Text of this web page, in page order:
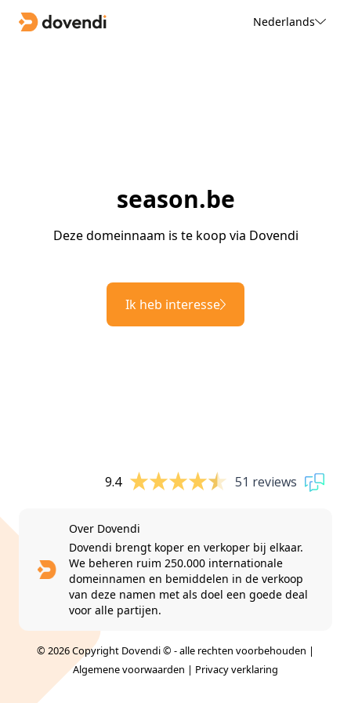
Nederlands
season.be
Deze domeinnaam is te koop via Dovendi
Ik heb interesse
9.4 51 reviews
Over Dovendi
Dovendi brengt koper en verkoper bij elkaar.
We beheren ruim 250.000 internationale
domeinnamen en bemiddelen in de verkoop
van deze namen met als doel een goede deal
voor alle partijen.
© 2026 Copyright Dovendi © - alle rechten voorbehouden |
Algemene voorwaarden | Privacy verklaring